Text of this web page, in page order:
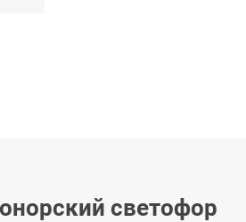
светофор